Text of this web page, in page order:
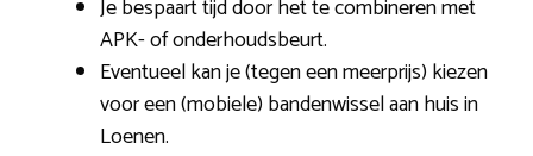
Je bespaart tijd door het te combineren met
APK- of onderhoudsbeurt.
Eventueel kan je (tegen een meerprijs) kiezen
voor een (mobiele) bandenwissel aan huis in
Loenen.